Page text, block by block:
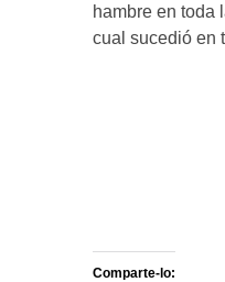
hambre en toda
cual sucedió en
Comparte-lo: